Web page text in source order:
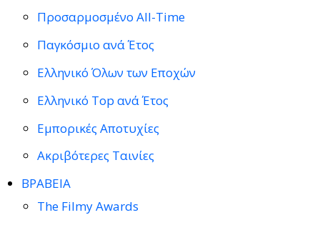
Προσαρμοσμένο All-Time
Παγκόσμιο ανά Έτος
Ελληνικό Όλων των Εποχών
Ελληνικό Top ανά Έτος
Εμπορικές Αποτυχίες
Ακριβότερες Ταινίες
ΒΡΑΒΕΙΑ
The Filmy Awards